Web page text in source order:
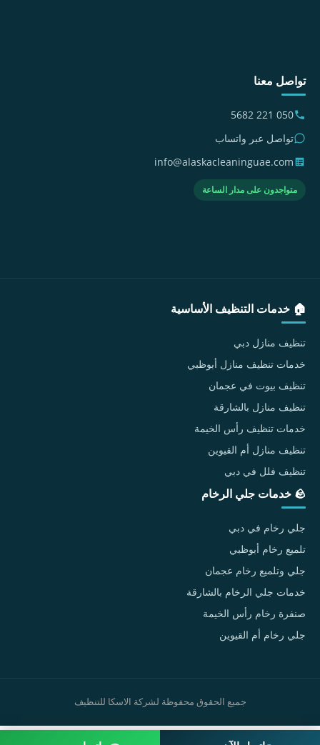
تواصل معنا
050 221 5682
تواصل عبر واتساب
info@alaskacleaninguae.com
متواجدون على مدار الساعة
🏠 خدمات التنظيف الأساسية
تنظيف منازل دبي
خدمات تنظيف منازل أبوظبي
تنظيف بيوت في عجمان
تنظيف منازل بالشارقة
خدمات تنظيف رأس الخيمة
تنظيف منازل أم القيوين
تنظيف فلل في دبي
🪨 خدمات جلي الرخام
جلي رخام في دبي
تلميع رخام أبوظبي
جلي وتلميع رخام عجمان
خدمات جلي الرخام بالشارقة
صنفرة رخام رأس الخيمة
جلي رخام أم القيوين
جميع الحقوق محفوظة لشركة الاسكا للتنظيف